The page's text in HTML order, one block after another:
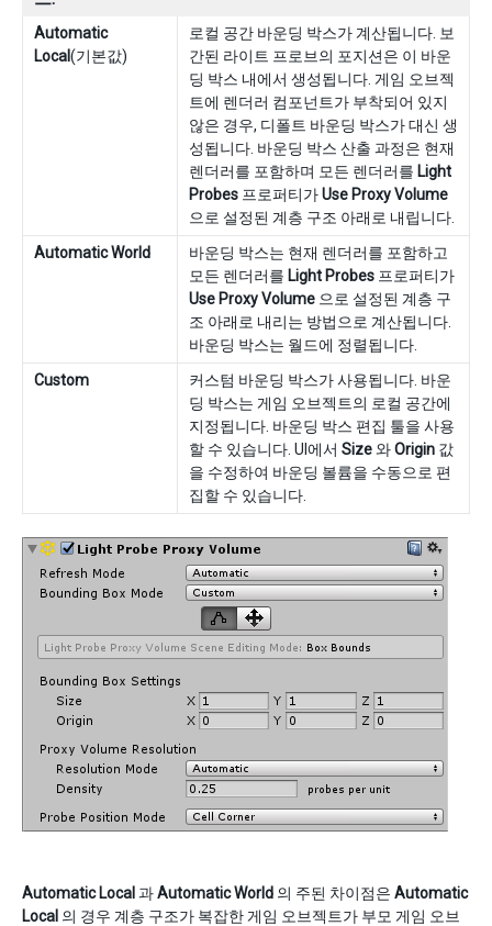
Automatic
Local(기본값)
로컬 공간 바운딩 박스가 계산됩니다. 보
간된 라이트 프로브의 포지션은 이 바운
딩 박스 내에서 생성됩니다. 게임 오브젝
트에 렌더러 컴포넌트가 부착되어 있지
않은 경우, 디폴트 바운딩 박스가 대신 생
성됩니다. 바운딩 박스 산출 과정은 현재
렌더러를 포함하며 모든 렌더러를 Light
Probes 프로퍼티가Use Proxy Volume
으로 설정된 계층 구조 아래로 내립니다.
Automatic World
바운딩 박스는 현재 렌더러를 포함하고
모든 렌더러를 Light Probes 프로퍼티가
Use Proxy Volume 으로 설정된 계층 구
조 아래로 내리는 방법으로 계산됩니다.
바운딩 박스는 월드에 정렬됩니다.
Custom
커스텀 바운딩 박스가 사용됩니다. 바운
딩 박스는 게임 오브젝트의 로컬 공간에
지정됩니다. 바운딩 박스 편집 툴을 사용
할 수 있습니다. UI에서 Size와Origin 값
을 수정하여 바운딩 볼륨을 수동으로 편
집할 수 있습니다.
Automatic Local 과Automatic World 의 주된 차이점은 Automatic
Local 의 경우 계층 구조가 복잡한 게임 오브젝트가 부모 게임 오브